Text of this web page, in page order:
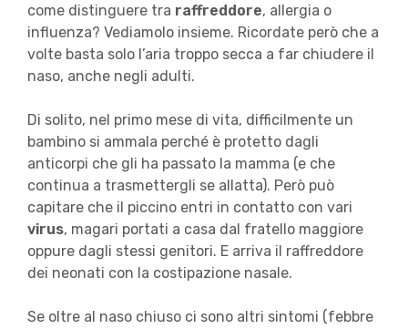
come distinguere tra raffreddore, allergia o
influenza? Vediamolo insieme. Ricordate però che a
volte basta solo l’aria troppo secca a far chiudere il
naso, anche negli adulti.
Di solito, nel primo mese di vita, difficilmente un
bambino si ammala perché è protetto dagli
anticorpi che gli ha passato la mamma (e che
continua a trasmettergli se allatta). Però può
capitare che il piccino entri in contatto con vari
virus, magari portati a casa dal fratello maggiore
oppure dagli stessi genitori. E arriva il raffreddore
dei neonati con la costipazione nasale.
Se oltre al naso chiuso ci sono altri sintomi (febbre